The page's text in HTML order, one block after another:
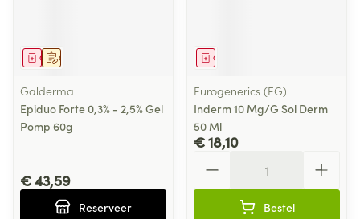
Op voorschrift
Geneesmiddel
Galderma
Epiduo Forte 0,3% - 2,5% Gel
Pomp 60g
€ 43,59
Reserveer
Geneesmiddel
Eurogenerics (EG)
Inderm 10 Mg/G Sol Derm
50 Ml
€ 18,10
Bestel